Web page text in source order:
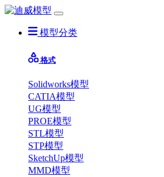
模型分类
格式
Solidworks模型
CATIA模型
UG模型
PROE模型
STL模型
STP模型
SketchUp模型
MMD模型